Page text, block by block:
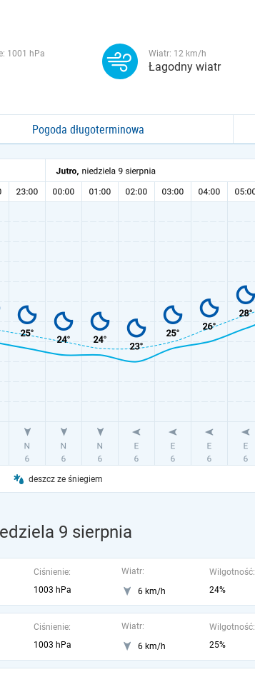
1001 hPa Wiatr: 12 km/h
Łagodny wiatr
Pogoda długoterminowa
deszcz ze śniegiem
9 sierpnia
Ciśnienie:
1003 hPa
Wiatr:
6 km/h
Wilgotność:
24%
Ciśnienie:
1003 hPa
Wiatr:
6 km/h
Wilgotność:
25%